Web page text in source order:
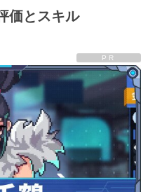
価とスキル
PR